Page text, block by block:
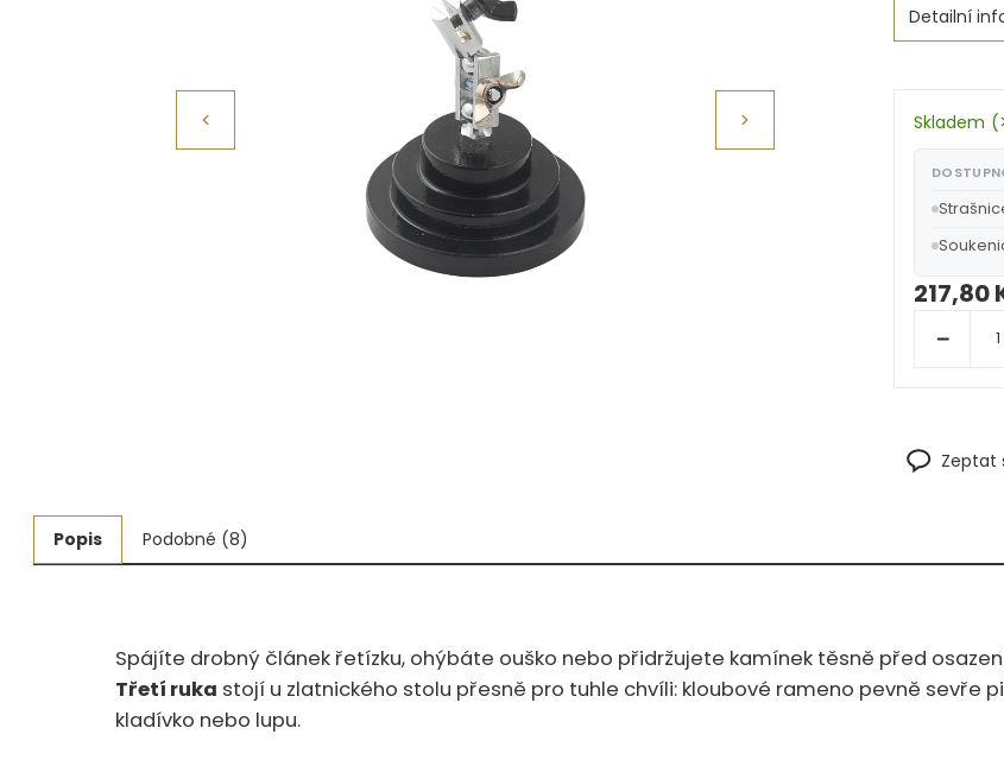
Měřidla, testry, váhy
Základní vybavení dílny
Tvarování
Detailní
Zeptat
Skladem (
217,80
Popis Podobné (8)
Spájíte drobný článek řetízku, ohýbáte ouško nebo přidržujete kamínek těsně před
Třetí ruka stojí u zlatnického stolu přesně pro tuhle chvíli: kloubové rameno pevně sevře
kladívko nebo lupu.